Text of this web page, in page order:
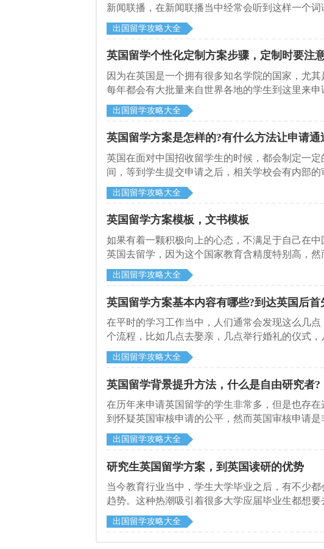
新闻联播，在新闻联播当中经常会听到这样一个
发展都会有规划，更何况我们这些小人物为了过
规划，尤其是面对出国留学的事情上，更要提前
国留学的规划策略。
出国留学攻略大全
英国留学个性化定制方案步骤，定制时要注
因为在英国是一个拥有很多知名学院的国家，尤
每年都会有大批量来自世界各地的学生到这里来
校审核通过，最好是能够设计一个个性化的申请
化定制方案的步骤。
出国留学攻略大全
英国留学方案是怎样的?有什么方法让申请通
英国在面对中国招收留学生的时候，都会制定一
间，等到学生提交申请之后，相关学校会有内部
收学生的制度，中国留学生应该怎样制定留学计
出国留学攻略大全
英国留学方案模板，文书模板
如果有着一颗积极向上的心态，不满足于自己在
英国去留学，因为这个国家教育含精度特别高，
要准备一些申请的文书。下面启德留学机构就给各
出国留学攻略大全
英国留学方案基本内容有哪些?到达英国后首
在平时的学习工作当中，人们通常会发现这么几
个流程，比如几点去娶亲，几点举行婚礼的仪式
方案的策划，比如会议开始的时间，第1项的内容
制定可以让事情办得更顺利，所以有很多到英国
启德留学机构就为各位介绍一下英国留学方案的基
出国留学攻略大全
英国留学背景提升方法，什么是自由研究者?
在历年来申请英国留学的学生非常多，但是也存
到怀疑英国审核申请的公平，然而英国审核申请
件，却收到了英国学校的邀请函，但是很多一本
北京启德留学中介就给各位到英国留学的学生介绍
出国留学攻略大全
研究生英国留学方案，到英国读研的优势
当今教育行业当中，学生大学毕业之后，有不少
趋势。这种热潮吸引着很多大学应届毕业生都想
流程细节却一无所知，下面启德留学机构就给各位
出国留学攻略大全